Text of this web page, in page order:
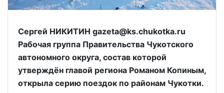
Сергей НИКИТИН gazeta@ks.chukotka.ru
Рабочая группа Правительства Чукотского
автономного округа, состав которой
утверждён главой региона Романом Копиным,
открыла серию поездок по районам Чукотки.